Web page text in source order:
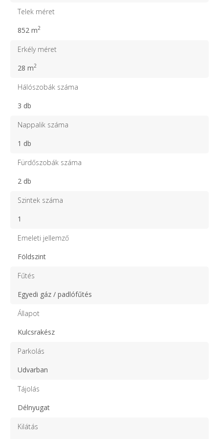
Telek méret
852 m2
Erkély méret
28 m2
Hálószobák száma
3 db
Nappalik száma
1 db
Fürdőszobák száma
2 db
Szintek száma
1
Emeleti jellemző
Földszint
Fűtés
Egyedi gáz / padlófűtés
Állapot
Kulcsrakész
Parkolás
Udvarban
Tájolás
Délnyugat
Kilátás